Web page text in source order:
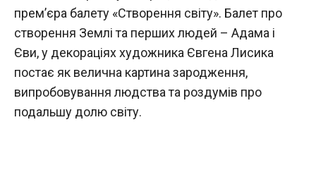
прем’єра балету «Створення світу». Балет про
створення Землі та перших людей – Адама і
Єви, у декораціях художника Євгена Лисика
постає як велична картина зародження,
випробовування людства та роздумів про
подальшу долю світу.